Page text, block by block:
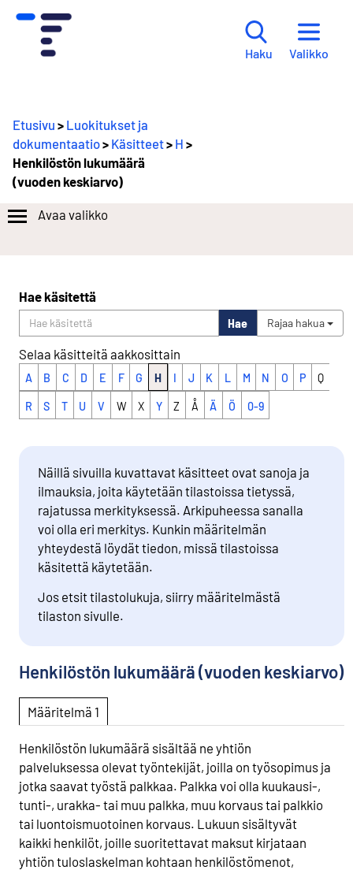
Haku Valikko
Etusivu > Luokitukset ja
dokumentaatio> Käsitteet> H >
Henkilöstön lukumäärä
(vuoden keskiarvo)
Avaa valikko
Hae käsitettä
Hae Rajaa hakua
Selaa käsitteitä aakkosittain
A B C D E F G H I J K L M N O P Q
R S T U V W X Y Z Å Ä Ö 0-9
Näillä sivuilla kuvattavat käsitteet ovat sanoja ja
ilmauksia, joita käytetään tilastoissa tietyssä,
rajatussa merkityksessä. Arkipuheessa sanalla
voi olla eri merkitys. Kunkin määritelmän
yhteydestä löydät tiedon, missä tilastoissa
käsitettä käytetään.
Jos etsit tilastolukuja, siirry määritelmästä
tilaston sivulle.
Henkilöstön lukumäärä (vuoden keskiarvo)
Määritelmä 1
Henkilöstön lukumäärä sisältää ne yhtiön
palveluksessa olevat työntekijät, joilla on työsopimus ja
jotka saavat työstä palkkaa. Palkka voi olla kuukausi-,
tunti-, urakka- tai muu palkka, muu korvaus tai palkkio
tai luontoismuotoinen korvaus. Lukuun sisältyvät
kaikki henkilöt, joille suoritettavat maksut kirjataan
yhtiön tuloslaskelman kohtaan henkilöstömenot,